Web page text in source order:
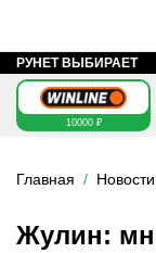
РУНЕТ ВЫБИРАЕТ
10000 ₽
Главная
Жулин: